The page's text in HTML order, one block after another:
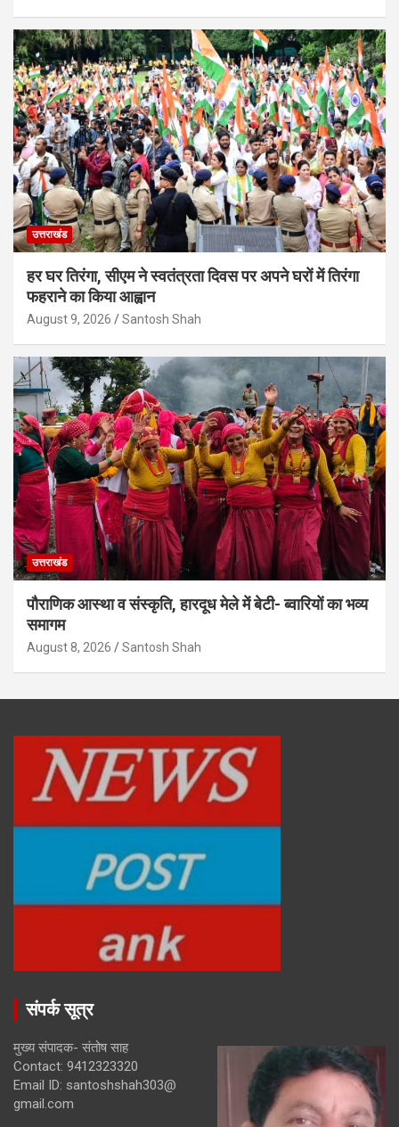
उत्तराखंड
हर घर तिरंगा, सीएम ने स्वतंत्रता दिवस पर अपने घरों में तिरंगा
फहराने का किया आह्वान
August 9, 2026 Santosh Shah
उत्तराखंड
पौराणिक आस्था व संस्कृति, हारदूध मेले में बेटी- ब्वारियों का भव्य
समागम
August 8, 2026 Santosh Shah
संपर्क सूत्र
मुख्य संपादक- संतोष साह
Contact: 9412323320
Email ID: santoshshah303@
gmail.com